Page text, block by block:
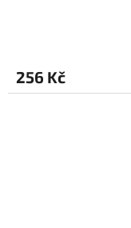
256 Kč